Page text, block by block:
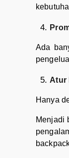
Ada
Atur
Hanya
Menjadi